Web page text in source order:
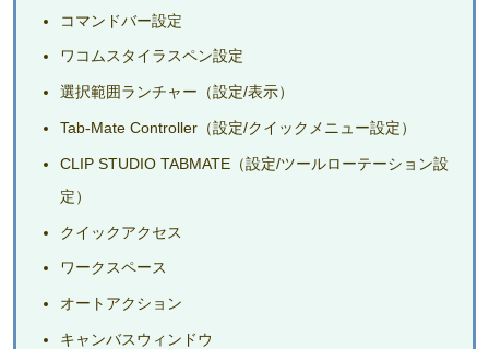
コマンドバー設定
ワコムスタイラスペン設定
選択範囲ランチャー（設定/表示）
Tab-Mate Controller（設定/クイックメニュー設定）
CLIP STUDIO TABMATE（設定/ツールローテーション設
定）
クイックアクセス
ワークスペース
オートアクション
キャンバスウィンドウ